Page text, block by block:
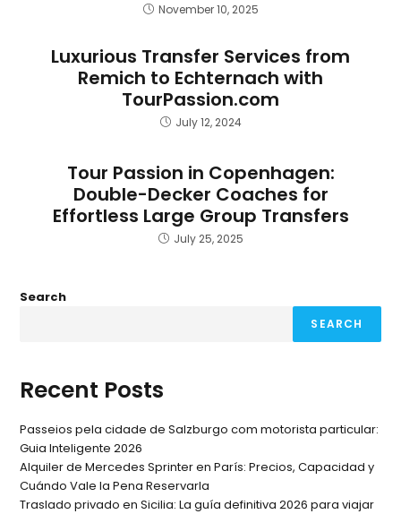
November 10, 2025
Luxurious Transfer Services from
Remich to Echternach with
TourPassion.com
July 12, 2024
Tour Passion in Copenhagen:
Double-Decker Coaches for
Effortless Large Group Transfers
July 25, 2025
Search
SEARCH
Recent Posts
Passeios pela cidade de Salzburgo com motorista particular:
Guia Inteligente 2026
Alquiler de Mercedes Sprinter en París: Precios, Capacidad y
Cuándo Vale la Pena Reservarla
Traslado privado en Sicilia: La guía definitiva 2026 para viajar